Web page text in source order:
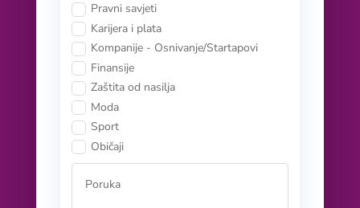
Pravni savjeti
Karijera i plata
Kompanije - Osnivanje/Startapovi
Finansije
Zaštita od nasilja
Moda
Sport
Običaji